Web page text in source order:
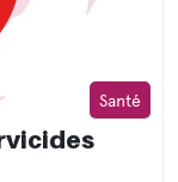
Santé